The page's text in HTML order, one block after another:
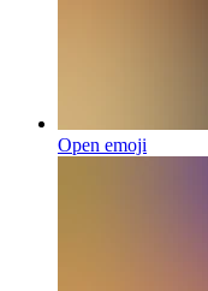
Open emoji